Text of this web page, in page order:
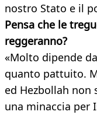
nostro Stato e il
Pensa che le
reggeranno?
«Molto dipende
quanto pattuito.
ed Hezbollah non
una minaccia per